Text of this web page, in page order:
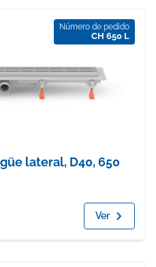
Número de pedido
CH 650 L
lateral, D40, 650
Ver